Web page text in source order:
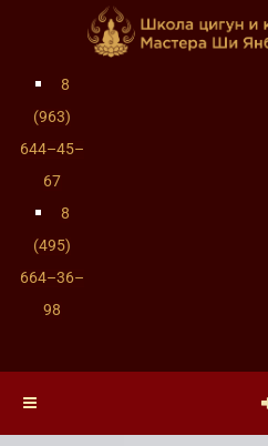
8
(963)
644–45–
67
8
(495)
664–36–
98